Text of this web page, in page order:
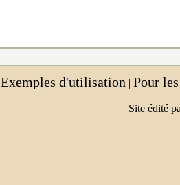
Exemples d'utilisation | Pour
Site édité